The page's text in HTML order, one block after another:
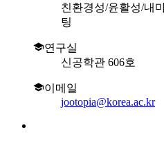
친환경성/윤활성/내
팅
연구실
신공학관 606호
이메일
jootopia@korea.ac.kr